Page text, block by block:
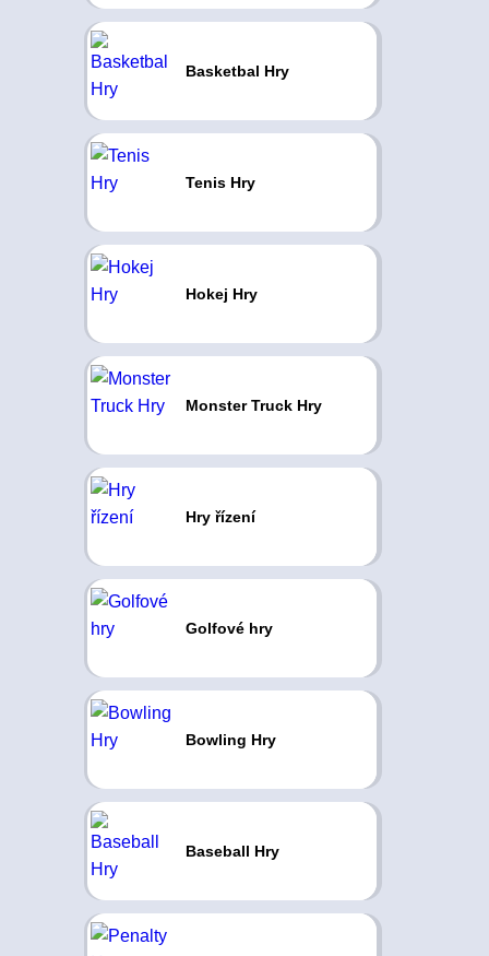
Basketbal Hry
Tenis Hry
Hokej Hry
Monster Truck Hry
Hry řízení
Golfové hry
Bowling Hry
Baseball Hry